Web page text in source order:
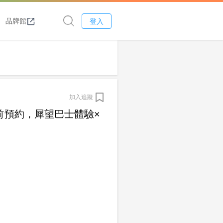
品牌館 登入
加入追蹤
約，犀望巴士體驗×